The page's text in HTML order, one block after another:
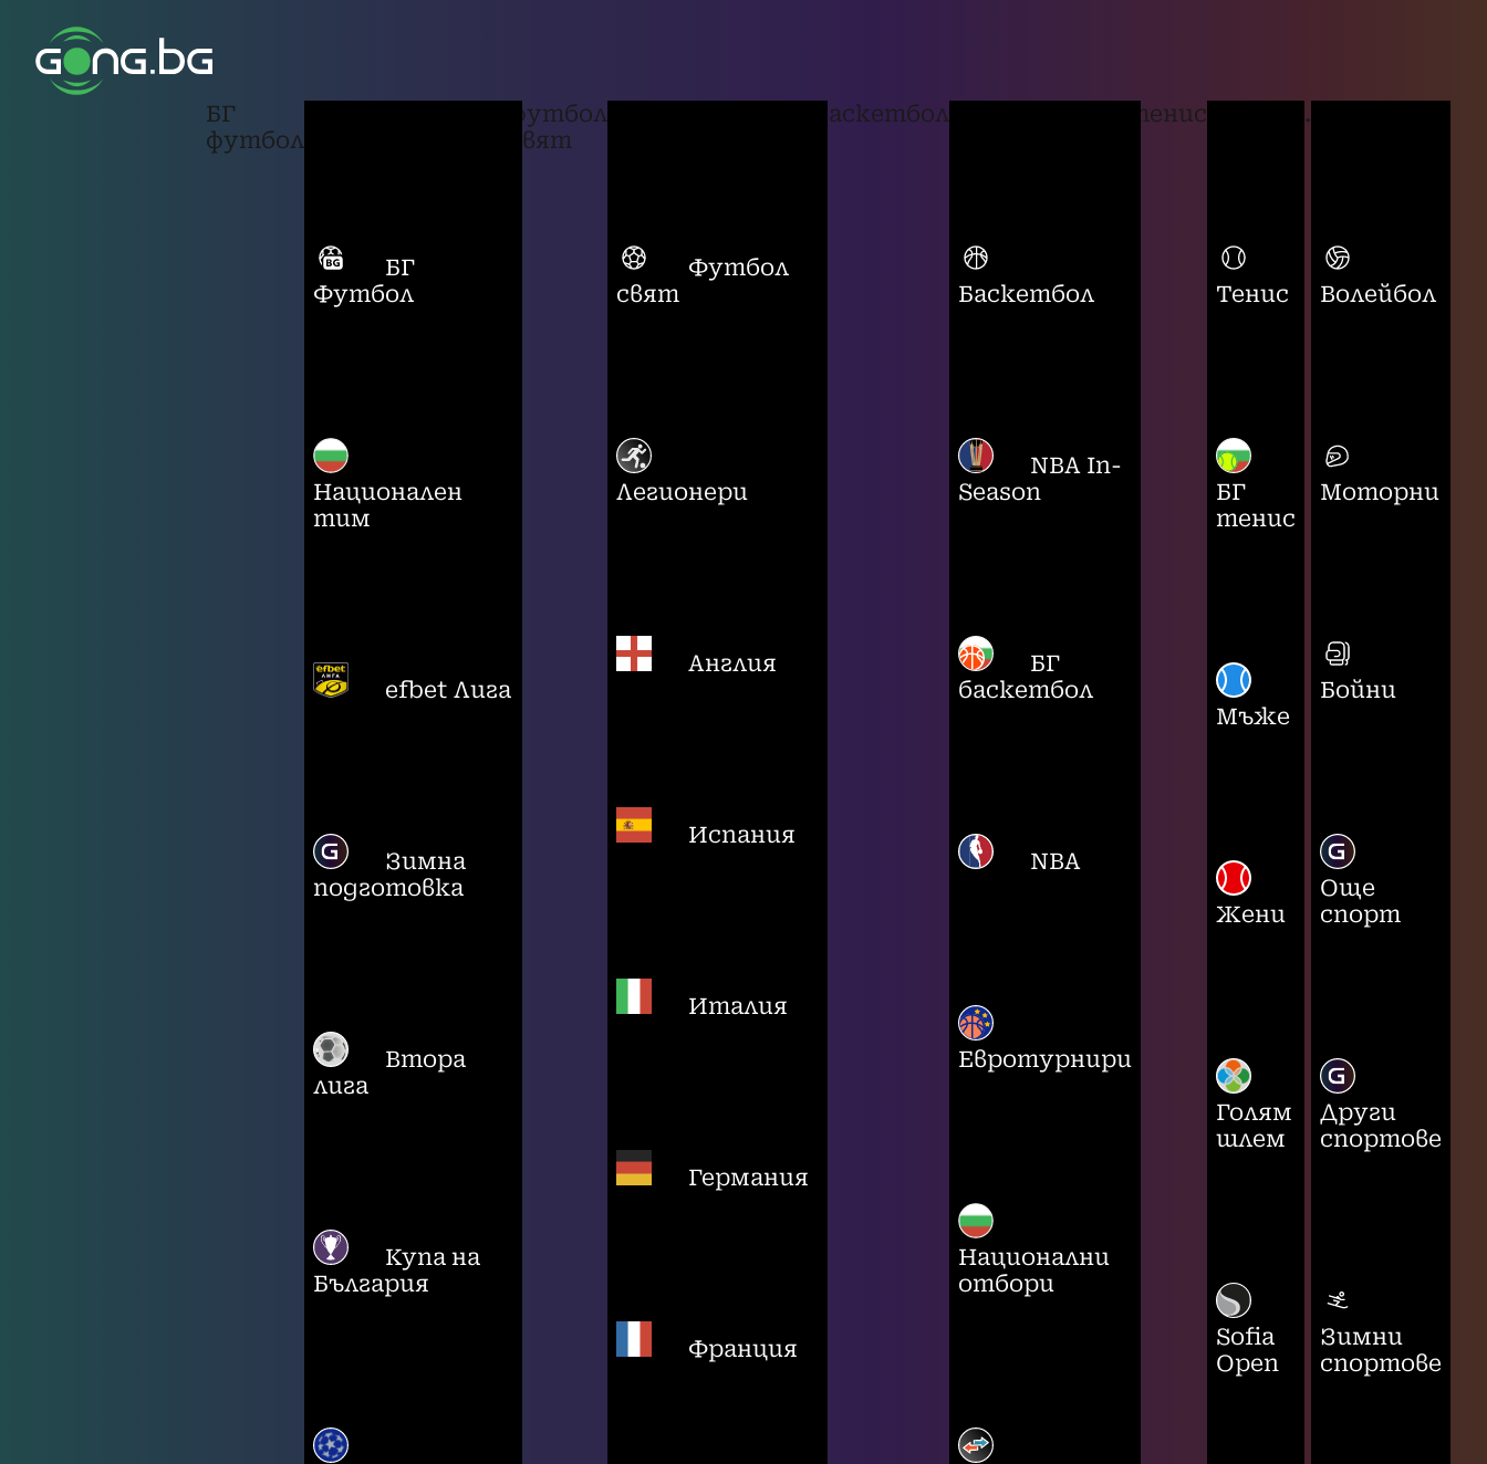
БГ
футбол
БГ
Футбол
Национален
тим
efbet Лига
Зимна
подготовка
Втора
лига
Купа на
България
футбол
свят
Футбол
свят
Легионери
Англия
Испания
Италия
Германия
Франция
баскетбол
Баскетбол
NBA In-
Season
БГ
баскетбол
NBA
Евротурнири
Национални
отбори
тенис
Тенис
БГ
тенис
Мъже
Жени
Голям
шлем
Sofia
Open
...
Волейбол
Моторни
Бойни
Още
спорт
Други
спортове
Зимни
спортове